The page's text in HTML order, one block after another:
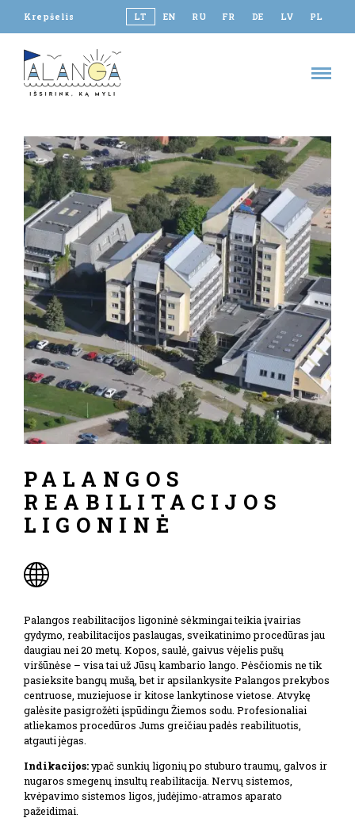
Krepšelis LT EN RU FR DE LV PL
PALANGOS
REABILITACIJOS
LIGONINĖ
Palangos reabilitacijos ligoninė sėkmingai teikia įvairias
gydymo, reabilitacijos paslaugas, sveikatinimo procedūras jau
daugiau nei 20 metų. Kopos, saulė, gaivus vėjelis pušų
viršūnėse – visa tai už Jūsų kambario lango. Pėsčiomis ne tik
pasieksite bangų mušą, bet ir apsilankysite Palangos prekybos
centruose, muziejuose ir kitose lankytinose vietose. Atvykę
galėsite pasigrožėti įspūdingu Žiemos sodu. Profesionaliai
atliekamos procedūros Jums greičiau padės reabilituotis,
atgauti jėgas.
Indikacijos:ypač sunkių ligonių po stuburo traumų, galvos ir
nugaros smegenų insultų reabilitacija. Nervų sistemos,
kvėpavimo sistemos ligos, judėjimo-atramos aparato
pažeidimai.